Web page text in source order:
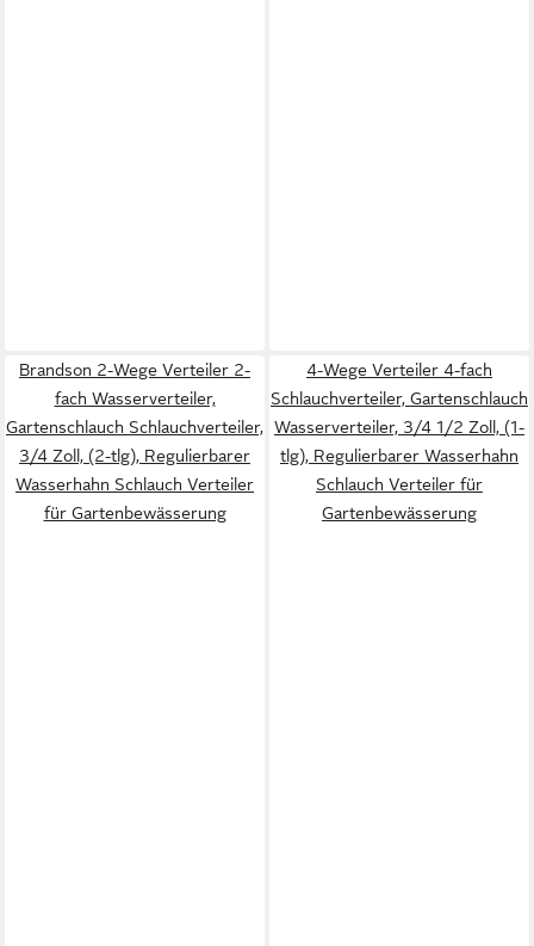
Brandson 2-Wege Verteiler 2-
fach Wasserverteiler,
Gartenschlauch Schlauchverteiler,
3/4 Zoll, (2-tlg), Regulierbarer
Wasserhahn Schlauch Verteiler
für Gartenbewässerung
4-Wege Verteiler 4-fach
Schlauchverteiler, Gartenschlauch
Wasserverteiler, 3/4 1/2 Zoll, (1-
tlg), Regulierbarer Wasserhahn
Schlauch Verteiler für
Gartenbewässerung